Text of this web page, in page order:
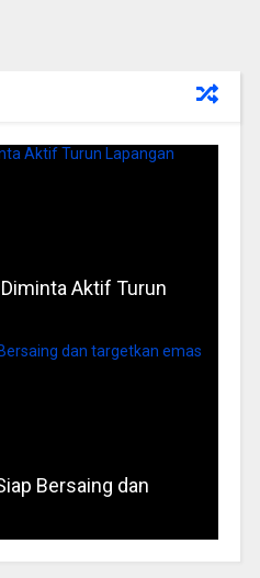
Aktif Turun
Bersaing dan